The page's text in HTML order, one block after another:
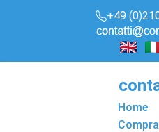
+49
Home